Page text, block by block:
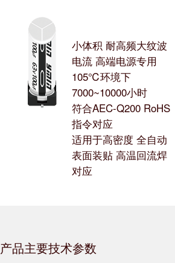
小体积 耐高频大纹波
电流 高端电源专用
105℃环境下
7000~10000小时
符合AEC-Q200 RoHS
指令对应
适用于高密度 全自动
表面装贴 高温回流焊
对应
产品主要技术参数